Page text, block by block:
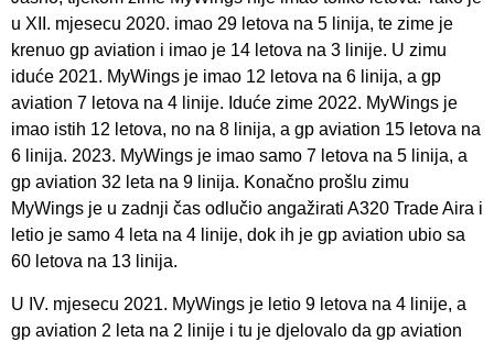
u XII. mjesecu 2020. imao 29 letova na 5 linija, te zime je
krenuo gp aviation i imao je 14 letova na 3 linije. U zimu
iduće 2021. MyWings je imao 12 letova na 6 linija, a gp
aviation 7 letova na 4 linije. Iduće zime 2022. MyWings je
imao istih 12 letova, no na 8 linija, a gp aviation 15 letova na
6 linija. 2023. MyWings je imao samo 7 letova na 5 linija, a
gp aviation 32 leta na 9 linija. Konačno prošlu zimu
MyWings je u zadnji čas odlučio angažirati A320 Trade Aira i
letio je samo 4 leta na 4 linije, dok ih je gp aviation ubio sa
60 letova na 13 linija.
U IV. mjesecu 2021. MyWings je letio 9 letova na 4 linije, a
gp aviation 2 leta na 2 linije i tu je djelovalo da gp aviation